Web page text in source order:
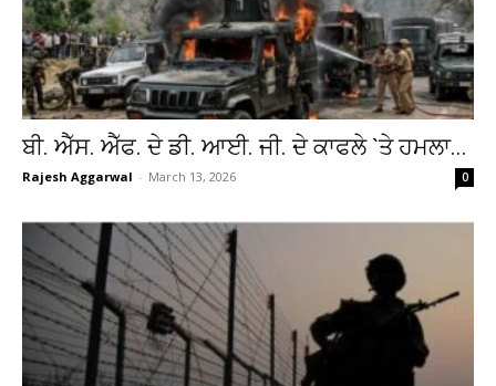
ਬੀ. ਐੱਸ. ਐੱਫ. ਦੇ ਡੀ. ਆਈ. ਜੀ. ਦੇ ਕਾਫਲੇ `ਤੇ ਹਮਲਾ...
Rajesh Aggarwal - March 13, 2026 0